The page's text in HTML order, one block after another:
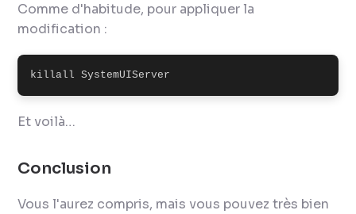
Comme d'habitude, pour appliquer la
modification :
killall SystemUIServer
Et voilà…
Conclusion
Vous l'aurez compris, mais vous pouvez très bien